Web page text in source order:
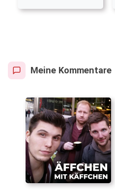
Meine Kommentare